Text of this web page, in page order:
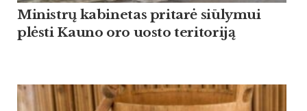
Ministrų kabinetas pritarė siūlymui
plėsti Kauno oro uosto teritoriją